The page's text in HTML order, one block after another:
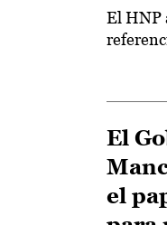
El HNP
El
el